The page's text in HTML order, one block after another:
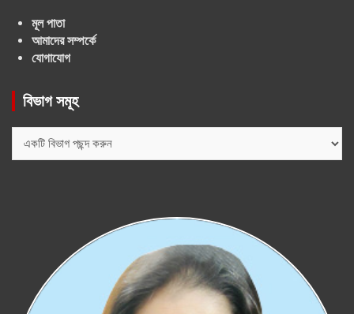
মূল পাতা
আমাদের সম্পর্কে
যোগাযোগ
বিভাগ সমূহ